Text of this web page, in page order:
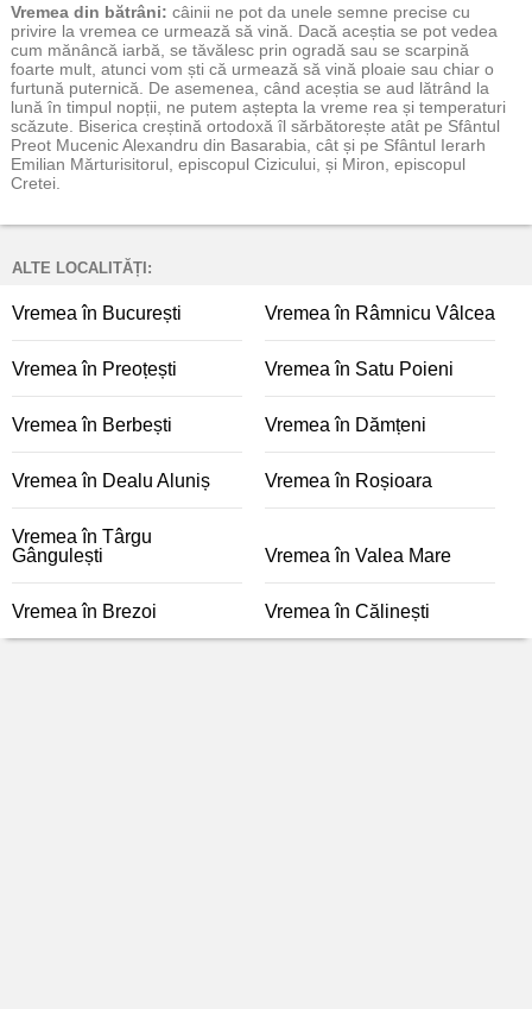
Vremea din bătrâni: câinii ne pot da unele semne precise cu
privire la vremea ce urmează să vină. Dacă aceștia se pot vedea
cum mănâncă iarbă, se tăvălesc prin ogradă sau se scarpină
foarte mult, atunci vom ști că urmează să vină ploaie sau chiar o
furtună puternică. De asemenea, când aceștia se aud lătrând la
lună în timpul nopții, ne putem aștepta la vreme rea și temperaturi
scăzute. Biserica creștină ortodoxă îl sărbătorește atât pe Sfântul
Preot Mucenic Alexandru din Basarabia, cât și pe Sfântul Ierarh
Emilian Mărturisitorul, episcopul Cizicului, și Miron, episcopul
Cretei.
ALTE LOCALITĂȚI:
Vremea în București Vremea în Râmnicu Vâlcea
Vremea în Preoțești Vremea în Satu Poieni
Vremea în Berbești Vremea în Dămțeni
Vremea în Dealu Aluniș Vremea în Roșioara
Vremea în Târgu
Gângulești
Vremea în Valea Mare
Vremea în Brezoi Vremea în Călinești